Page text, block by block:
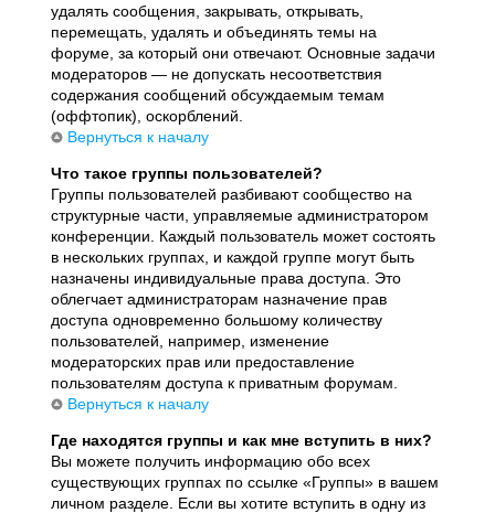
удалять сообщения, закрывать, открывать,
перемещать, удалять и объединять темы на
форуме, за который они отвечают. Основные задачи
модераторов — не допускать несоответствия
содержания сообщений обсуждаемым темам
(оффтопик), оскорблений.
Вернуться к началу
Что такое группы пользователей?
Группы пользователей разбивают сообщество на
структурные части, управляемые администратором
конференции. Каждый пользователь может состоять
в нескольких группах, и каждой группе могут быть
назначены индивидуальные права доступа. Это
облегчает администраторам назначение прав
доступа одновременно большому количеству
пользователей, например, изменение
модераторских прав или предоставление
пользователям доступа к приватным форумам.
Вернуться к началу
Где находятся группы и как мне вступить в них?
Вы можете получить информацию обо всех
существующих группах по ссылке «Группы» в вашем
личном разделе. Если вы хотите вступить в одну из